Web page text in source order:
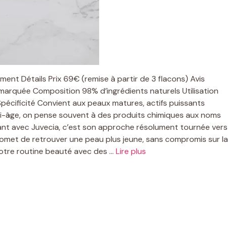
Détails Prix 69€ (remise à partir de 3 flacons) Avis
Composition 98% d’ingrédients naturels Utilisation
Convient aux peaux matures, actifs puissants
on pense souvent à des produits chimiques aux noms
avec Juvecia, c’est son approche résolument tournée vers
de retrouver une peau plus jeune, sans compromis sur la
routine beauté avec des … Lire plus